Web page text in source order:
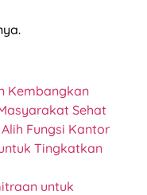
Kembangkan
Sehat
Fungsi Kantor
Tingkatkan
untuk